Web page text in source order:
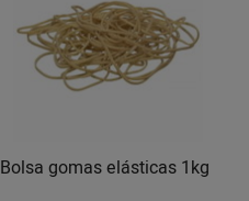
Bolsa gomas elásticas 1kg